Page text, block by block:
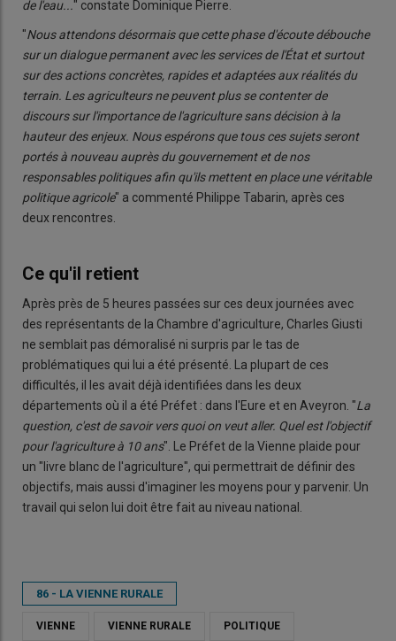
de l'eau..." constate Dominique Pierre.
"Nous attendons désormais que cette phase d'écoute débouche
sur un dialogue permanent avec les services de l'État et surtout
sur des actions concrètes, rapides et adaptées aux réalités du
terrain. Les agriculteurs ne peuvent plus se contenter de
discours sur l'importance de l'agriculture sans décision à la
hauteur des enjeux. Nous espérons que tous ces sujets seront
portés à nouveau auprès du gouvernement et de nos
responsables politiques afin qu'ils mettent en place une véritable
politique agricole" a commenté Philippe Tabarin, après ces
deux rencontres.
Ce qu'il retient
Après près de 5 heures passées sur ces deux journées avec
des représentants de la Chambre d'agriculture, Charles Giusti
ne semblait pas démoralisé ni surpris par le tas de
problématiques qui lui a été présenté. La plupart de ces
difficultés, il les avait déjà identifiées dans les deux
départements où il a été Préfet : dans l'Eure et en Aveyron. "La
question, c'est de savoir vers quoi on veut aller. Quel est l'objectif
pour l'agriculture à 10 ans". Le Préfet de la Vienne plaide pour
un "livre blanc de l'agriculture", qui permettrait de définir des
objectifs, mais aussi d'imaginer les moyens pour y parvenir. Un
travail qui selon lui doit être fait au niveau national.
86 - LA VIENNE RURALE
VIENNE VIENNE RURALE POLITIQUE